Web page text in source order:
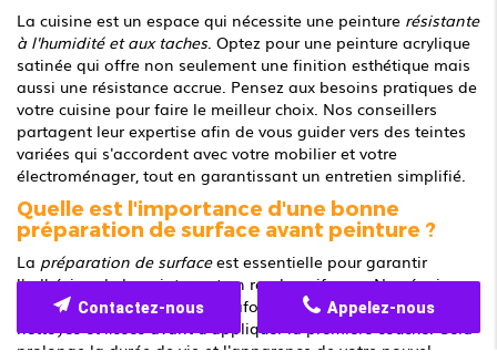
La cuisine est un espace qui nécessite une peinture résistante
à l'humidité et aux taches. Optez pour une peinture acrylique
satinée qui offre non seulement une finition esthétique mais
aussi une résistance accrue. Pensez aux besoins pratiques de
votre cuisine pour faire le meilleur choix. Nos conseillers
partagent leur expertise afin de vous guider vers des teintes
variées qui s'accordent avec votre mobilier et votre
électroménager, tout en garantissant un entretien simplifié.
Quelle est l'importance d'une bonne
préparation de surface avant peinture ?
La préparation de surfaceest essentielle pour garantir
l'adhésion de la peinture et un rendu uniforme. Nos équipes
s'assurent que vos murs et plafonds sont parfaitement
nettoyés et lissés avant d'appliquer la première couche. Cela
prolonge la durée de vie et l'apparence de votre nouvel
Appelez-nous
Contactez-nous